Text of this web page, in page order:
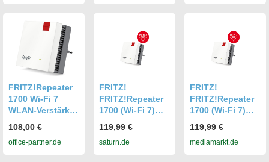
FRITZ!Repeater
1700 Wi-Fi 7
WLAN-Verstärker
108,00 €
office-partner.de
FRITZ!
FRITZ!Repeater
1700 (Wi-Fi 7)
Repeater WLAN-
Verstärker &
119,99 €
saturn.de
FRITZ!
FRITZ!Repeater
1700 (Wi-Fi 7)
Repeater WLAN-
Verstärker &
119,99 €
mediamarkt.de